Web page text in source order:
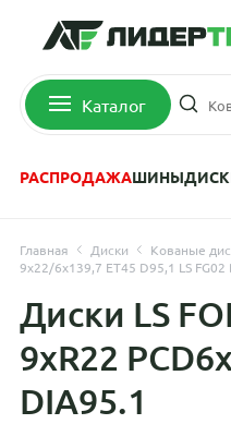
Каталог
РАСПРОДАЖАШИНЫ
Главная Диски
Кованые
9x22/6x139,7 ET45 D95,1 LS FG02
Диски LS
9xR22
DIA95.1